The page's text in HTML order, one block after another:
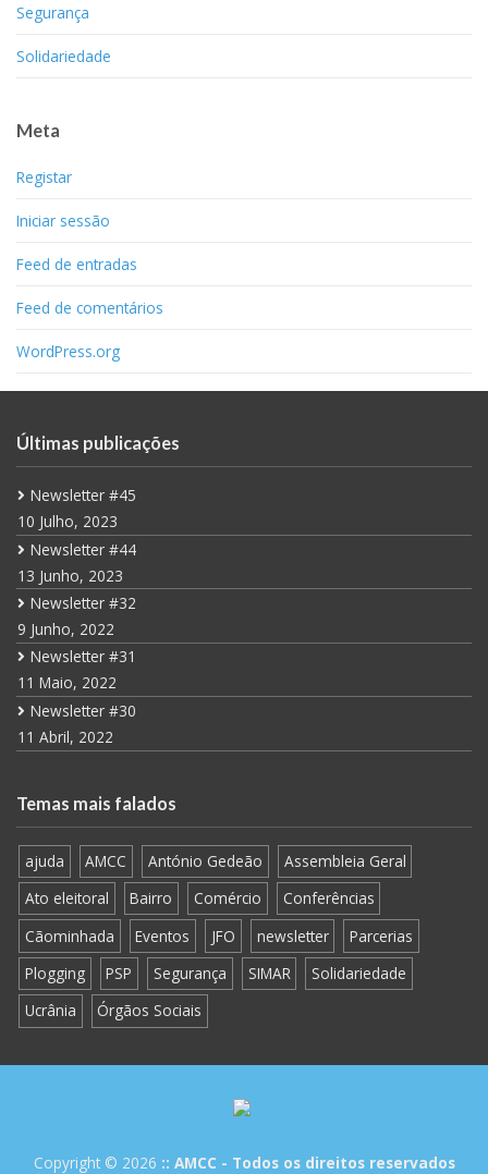
Segurança
Solidariedade
Meta
Registar
Iniciar sessão
Feed de entradas
Feed de comentários
WordPress.org
Últimas publicações
Newsletter #45
10 Julho, 2023
Newsletter #44
13 Junho, 2023
Newsletter #32
9 Junho, 2022
Newsletter #31
11 Maio, 2022
Newsletter #30
11 Abril, 2022
Temas mais falados
ajuda AMCC António Gedeão
Assembleia Geral
Ato eleitoral
Bairro Comércio
Conferências
Cãominhada
Eventos JFO newsletter
Parcerias
Plogging
PSP Segurança SIMAR
Solidariedade
Ucrânia
Órgãos Sociais
Copyright © 2026 :: AMCC - Todos os direitos reservados